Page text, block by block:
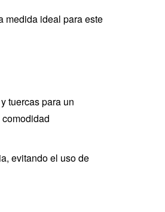
medida ideal para este
tuercas para un
evitando el uso de